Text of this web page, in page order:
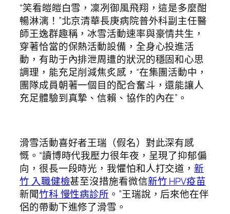
“笑看皚皚白雪，凜冽御風飛翔，這是多麼酣
暢淋漓！”北京清華長庚病院普外科副主任醫
師王逸群趣稱，冰雪活動速率與豪情共生，
穿著恰當的保熱活動設備，全身心投進活
動，有助于內排泄周遭的狀況的穩固和心思
調理，能充足削減焦炙感，“在集團活動中，
團隊成員朝著一個目的配合奮斗，還能讓人
充足體驗到真摯、信賴、協作的內在”。
滑雪活動喜好者王瑞（假名）對此深有感
慨。“讀博時代我壓力很年夜，呈現了抑郁偏
向，很長一段時光，我懼怕和人打交道，新
竹 入職健檢甚至沒措施看微信新竹 HPV疫苗
新聞竹科 慢性病診所 。”王瑞說，后來他在伴
侶的帶動下進修了滑雪。